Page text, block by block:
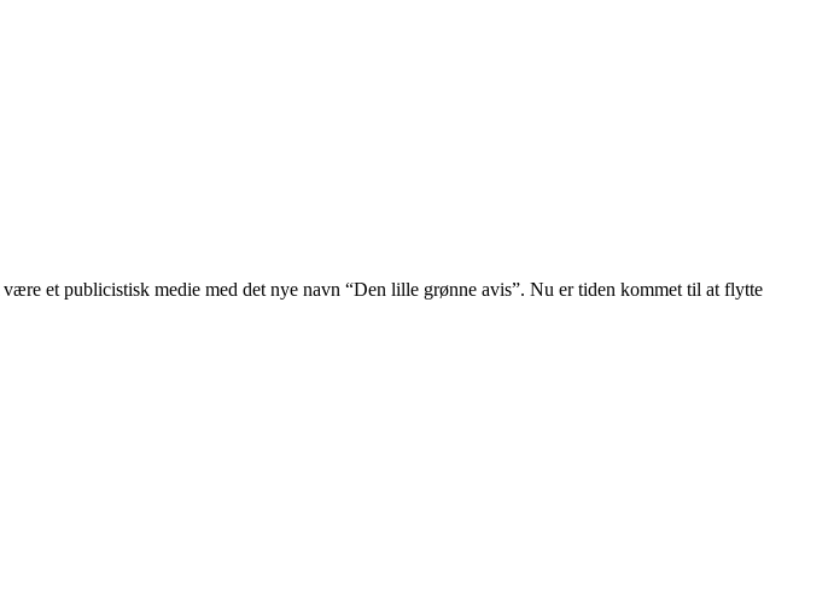
et publicistisk medie med det nye navn “Den lille grønne avis”. Nu er tiden kommet til at flytte